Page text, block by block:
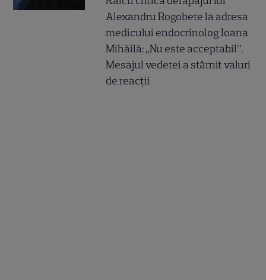
Alexandru Rogobete la adresa
medicului endocrinolog Ioana
Mihăilă: „Nu este acceptabil”.
Mesajul vedetei a stârnit valuri
de reacții